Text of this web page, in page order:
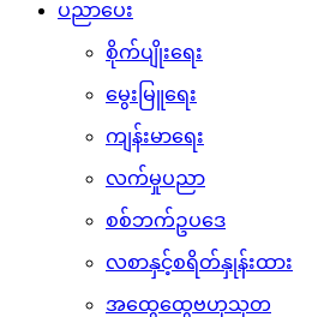
လစာနှင့်စရိတ်နှုန်းထား
အထွေထွေဗဟုသုတ
စစ်ချီသီချင်း
စစ်သည်ရေး/ဆိုသီချင်းများ
ရဲစိတ်ရဲမာန်သီချင်းများ